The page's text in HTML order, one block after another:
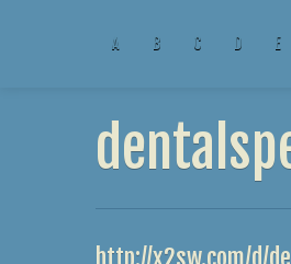
A B C D E
http://x2sw.com/d/